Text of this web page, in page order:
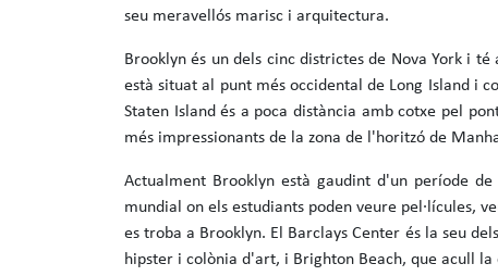
seu meravellós marisc i arquitectura.
Brooklyn és un dels cinc districtes de Nova York i
està situat al punt més occidental de Long Island i
Staten Island és a poca distància amb cotxe pel
més impressionants de la zona de l'horitzó de
Actualment Brooklyn està gaudint d'un període
mundial on els estudiants poden veure pel·lícules,
es troba a Brooklyn. El Barclays Center és la seu
hipster i colònia d'art, i Brighton Beach, que acull la